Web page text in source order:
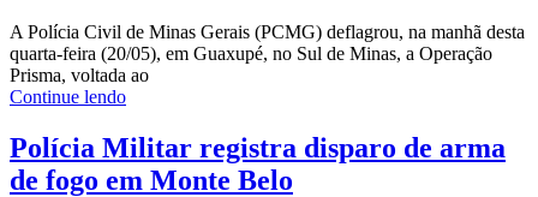
A Polícia Civil de Minas Gerais (PCMG) deflagrou, na manhã desta
quarta-feira (20/05), em Guaxupé, no Sul de Minas, a Operação
Prisma, voltada ao
Continue lendo
Polícia Militar registra disparo de arma
de fogo em Monte Belo